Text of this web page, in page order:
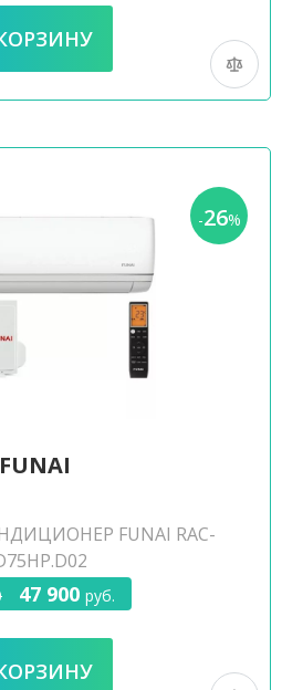
-26%
FUNAI
FUNAI RAC-
47 900 руб.